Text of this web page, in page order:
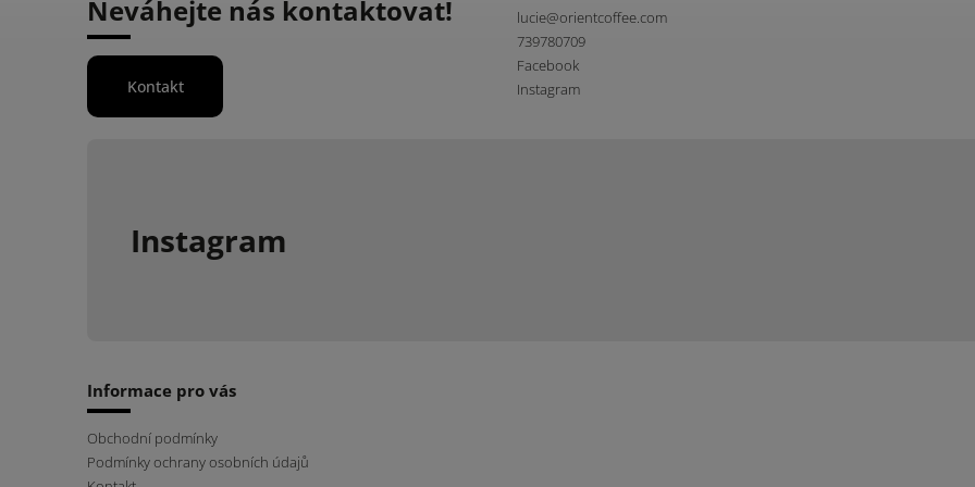
Neváhejte nás kontaktovat!
Kontakt
lucie@orientcoffee.com
739780709
Facebook
Instagram
Instagram
Informace pro vás
Obchodní podmínky
Podmínky ochrany osobních údajů